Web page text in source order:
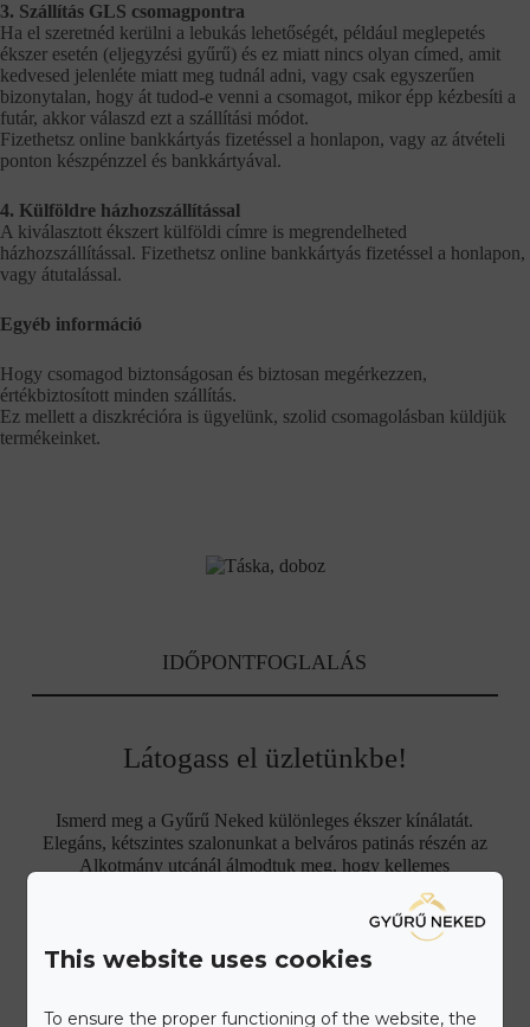
3. Szállítás GLS csomagpontra
Ha el szeretnéd kerülni a lebukás lehetőségét, például meglepetés
ékszer esetén (eljegyzési gyűrű) és ez miatt nincs olyan címed, amit
kedvesed jelenléte miatt meg tudnál adni, vagy csak egyszerűen
bizonytalan, hogy át tudod-e venni a csomagot, mikor épp kézbesíti a
futár, akkor válaszd ezt a szállítási módot.
Fizethetsz online bankkártyás fizetéssel a honlapon, vagy az átvételi
ponton készpénzzel és bankkártyával.
4. Külföldre házhozszállítással
A kiválasztott ékszert külföldi címre is megrendelheted
házhozszállítással. Fizethetsz online bankkártyás fizetéssel a honlapon,
vagy átutalással.
Egyéb információ
Hogy csomagod biztonságosan és biztosan megérkezzen,
értékbiztosított minden szállítás.
Ez mellett a diszkrécióra is ügyelünk, szolid csomagolásban küldjük
termékeinket.
IDŐPONTFOGLALÁS
Látogass el üzletünkbe!
Ismerd meg a Gyűrű Neked különleges ékszer kínálatát.
Elegáns, kétszintes szalonunkat a belváros patinás részén az
Alkotmány utcánál álmodtuk meg, hogy kellemes
környezetben válogathass kínálatunkból. Látogass el hozzánk,
amikor Neked kényelmes, vagy válaszd időpontfoglalási
lehetőségünket, hogy érkezéskor minden figyelmünket rád
fordíthassuk.
This website uses cookies
To ensure the proper functioning of the website, the